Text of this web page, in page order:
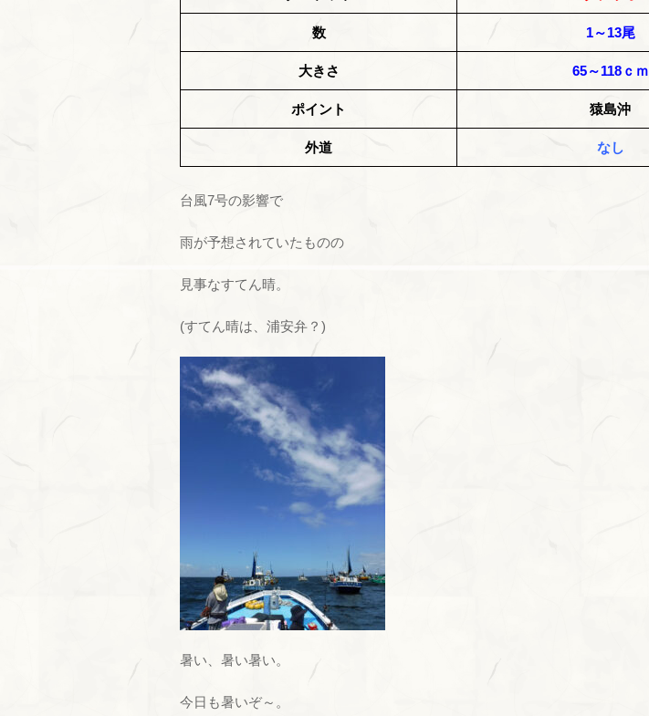
数 1～13尾
大きさ 65～118ｃｍ
ポイント 猿島沖
外道 なし
台風7号の影響で
雨が予想されていたものの
見事なすてん晴。
(すてん晴は、浦安弁？)
暑い、暑い暑い。
今日も暑いぞ～。